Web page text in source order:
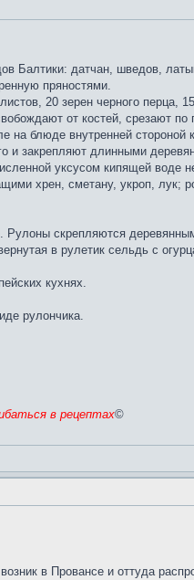
Балтики: датчан, шведов,
пряностями.
20 зерен черного перца,
от костей, срезают
на блюде внутренней
и закрепляют длинными
уксусом кипящей воде
хрен, сметану, укроп, лук;
скрепляются
в рулетик сельдь с
кухнях.
рулончика.
в рецептах©
в Провансе и оттуда